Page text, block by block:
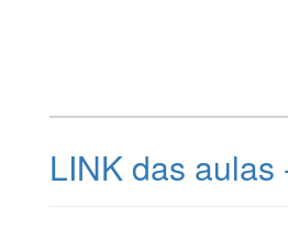
LINK das aulas